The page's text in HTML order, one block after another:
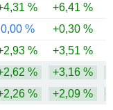
% +6,41 %
0,00 % +0,30 %
% +3,51 %
% +3,16 %
% +2,09 %